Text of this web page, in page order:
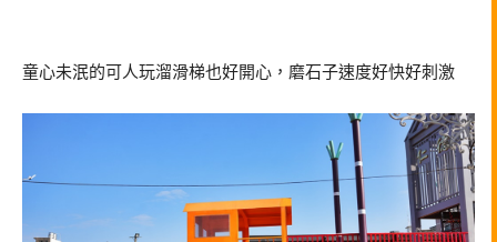
童心未泯的可人玩溜滑梯也好開心，磨石子速度好快好刺激